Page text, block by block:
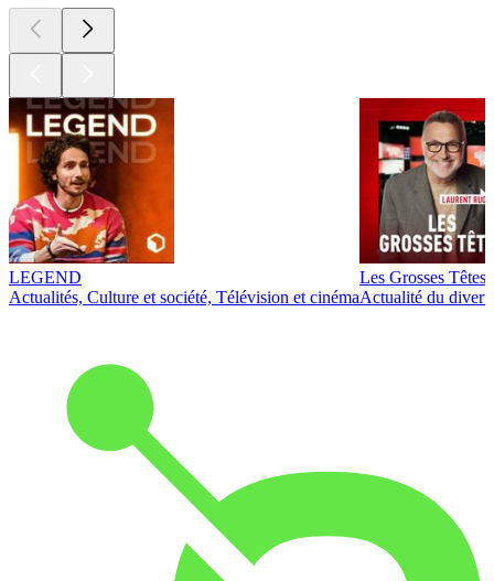
LEGEND
Actualités, Culture et société, Télévision et cinéma
Les Grosses Têtes
Actualité du